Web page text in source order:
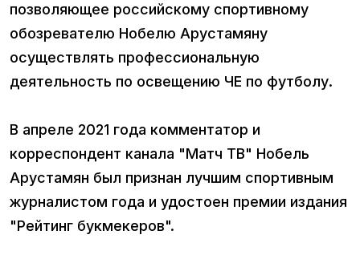
позволяющее российскому спортивному
обозревателю Нобелю Арустамяну
осуществлять профессиональную
деятельность по освещению ЧЕ по футболу.
В апреле 2021 года комментатор и
корреспондент канала "Матч ТВ" Нобель
Арустамян был признан лучшим спортивным
журналистом года и удостоен премии издания
"Рейтинг букмекеров".